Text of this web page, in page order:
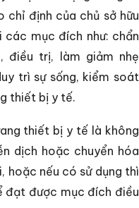
chỉ định của chủ sở hữu
các mục đích như: chẩn
điều trị, làm giảm nhẹ
trì sự sống, kiểm soát
thiết bị y tế.
thiết bị y tế là không
dịch hoặc chuyển hóa
hoặc nếu có sử dụng thì
đạt được mục đích điều